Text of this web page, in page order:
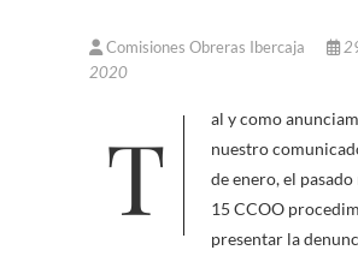
Comisiones Obreras Ibercaja
2020
Tal y como anunciamos en
nuestro
de enero, el
15 CCOO
presentar la